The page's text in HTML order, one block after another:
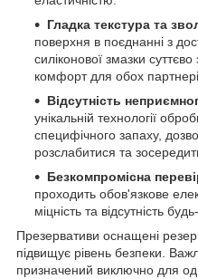
Гладка текстура та
поверхня в поєднанні з
силіконової змазки
комфорт для обох
Відсутність
унікальній технології
специфічного запаху,
розслабитися та
Безкомпромісна
проходить обов'язкове
міцність та відсутність
Презервативи оснащені
підвищує рівень безпеки.
призначений виключно для